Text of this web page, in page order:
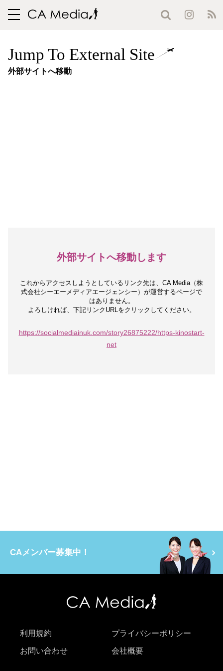
toggle
Jump To External Site
外部サイトへ移動
外部サイトへ移動します
これからアクセスしようとしているリンク先は、 CA Media（株
式会社シーエーメディアエージェンシー）が運営するページで
はありません。
よろしければ、下記リンクURLをクリックしてください。
https://socialmediainuk.com/story26875222/https-kinostart-
net
CAメンバー募集中！
利用規約 プライバシーポリシー
お問い合わせ 会社概要